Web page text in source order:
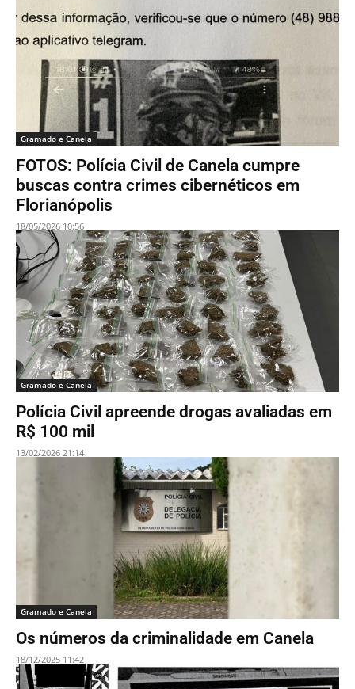
Gramado e Canela
FOTOS: Polícia Civil de Canela cumpre
buscas contra crimes cibernéticos em
Florianópolis
18/05/2026 10:56
Gramado e Canela
Polícia Civil apreende drogas avaliadas em
R$ 100 mil
13/02/2026 21:14
Gramado e Canela
Os números da criminalidade em Canela
18/12/2025 11:42